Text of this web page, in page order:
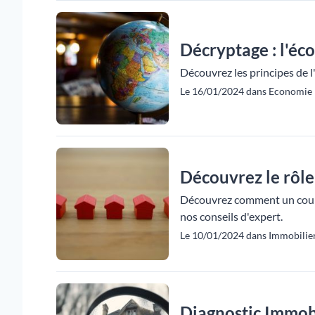
Décryptage :
Découvrez les principes de
Le 16/01/2024 dans
Découvrez le
Découvrez comment un
nos conseils d'expert.
Le 10/01/2024 dans